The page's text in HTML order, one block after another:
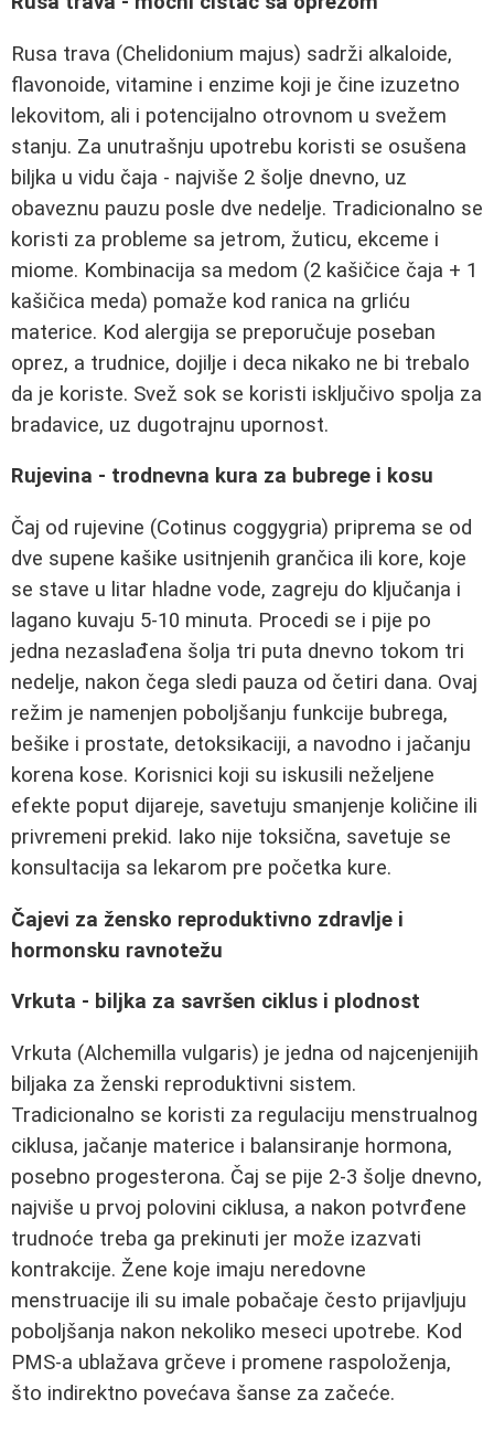
Rusa trava (Chelidonium majus) sadrži alkaloide,
flavonoide, vitamine i enzime koji je čine izuzetno
lekovitom, ali i potencijalno otrovnom u svežem
stanju. Za unutrašnju upotrebu koristi se osušena
biljka u vidu čaja - najviše 2 šolje dnevno, uz
obaveznu pauzu posle dve nedelje. Tradicionalno se
koristi za probleme sa jetrom, žuticu, ekceme i
miome. Kombinacija sa medom (2 kašičice čaja + 1
kašičica meda) pomaže kod ranica na grliću
materice. Kod alergija se preporučuje poseban
oprez, a trudnice, dojilje i deca nikako ne bi trebalo
da je koriste. Svež sok se koristi isključivo spolja za
bradavice, uz dugotrajnu upornost.
Rujevina - trodnevna kura za bubrege i kosu
Čaj od rujevine (Cotinus coggygria) priprema se od
dve supene kašike usitnjenih grančica ili kore, koje
se stave u litar hladne vode, zagreju do ključanja i
lagano kuvaju 5-10 minuta. Procedi se i pije po
jedna nezaslađena šolja tri puta dnevno tokom tri
nedelje, nakon čega sledi pauza od četiri dana. Ovaj
režim je namenjen poboljšanju funkcije bubrega,
bešike i prostate, detoksikaciji, a navodno i jačanju
korena kose. Korisnici koji su iskusili neželjene
efekte poput dijareje, savetuju smanjenje količine ili
privremeni prekid. Iako nije toksična, savetuje se
konsultacija sa lekarom pre početka kure.
Čajevi za žensko reproduktivno zdravlje i
hormonsku ravnotežu
Vrkuta - biljka za savršen ciklus i plodnost
Vrkuta (Alchemilla vulgaris) je jedna od najcenjenijih
biljaka za ženski reproduktivni sistem.
Tradicionalno se koristi za regulaciju menstrualnog
ciklusa, jačanje materice i balansiranje hormona,
posebno progesterona. Čaj se pije 2-3 šolje dnevno,
najviše u prvoj polovini ciklusa, a nakon potvrđene
trudnoće treba ga prekinuti jer može izazvati
kontrakcije. Žene koje imaju neredovne
menstruacije ili su imale pobačaje često prijavljuju
poboljšanja nakon nekoliko meseci upotrebe. Kod
PMS-a ublažava grčeve i promene raspoloženja,
što indirektno povećava šanse za začeće.